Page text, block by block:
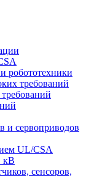
робототехники
требований
и сервоприводов
UL/CSA
кВ
cенсоров,